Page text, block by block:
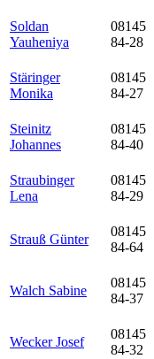
Soldan
Yauheniya
08145
84-28
Stäringer
Monika
08145
84-27
Steinitz
Johannes
08145
84-40
Straubinger
Lena
08145
84-29
Strauß Günter
08145
84-64
Walch Sabine
08145
84-37
Wecker Josef
08145
84-32